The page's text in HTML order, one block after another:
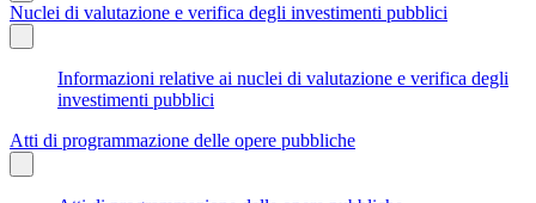
Nuclei di valutazione e verifica degli investimenti pubblici
Informazioni relative ai nuclei di valutazione e verifica degli
investimenti pubblici
Atti di programmazione delle opere pubbliche